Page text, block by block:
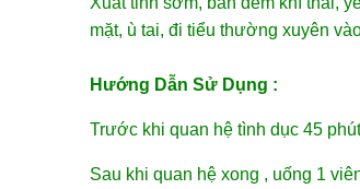
mặt, ù tai, đi tiểu thường xuyên
Hướng Dẫn Sử Dụng :
Trước khi quan hệ tình dục 45
Sau khi quan hệ xong , uống 1